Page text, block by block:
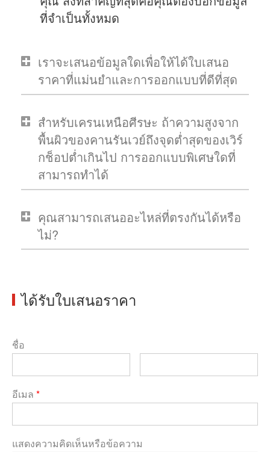
ที่จำเป็นทั้งหมด
เราจะเสนอข้อมูลใดเพื่อให้ได้ใบเสนอ
ราคาที่แม่นยำและการออกแบบที่ดีที่สุด
สำหรับเครนเหนือศีรษะ ถ้าความสูงจาก
พื้นผิวของคานรันเวย์ถึงจุดต่ำสุดของเวิร์
กช็อปต่ำเกินไป การออกแบบพิเศษใดที่
สามารถทำได้
คุณสามารถเสนออะไหล่ที่ตรงกันได้หรือ
ไม่?
ได้รับใบเสนอราคา
ชื่อ
อีเมล *
แสดงความคิดเห็นหรือข้อความ